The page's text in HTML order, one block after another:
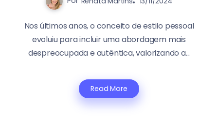
Nos últimos anos, o conceito de estilo pessoal
evoluiu para incluir uma abordagem mais
despreocupada e autêntica, valorizando a...
Read More